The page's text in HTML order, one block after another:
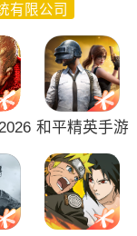
有限公司
和平精英手游